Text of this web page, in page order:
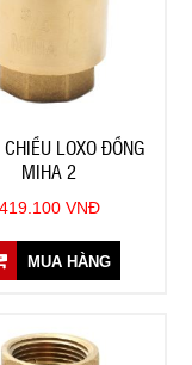
LOXO ĐỒNG
MIHA 2
419.100 VNĐ
MUA HÀNG